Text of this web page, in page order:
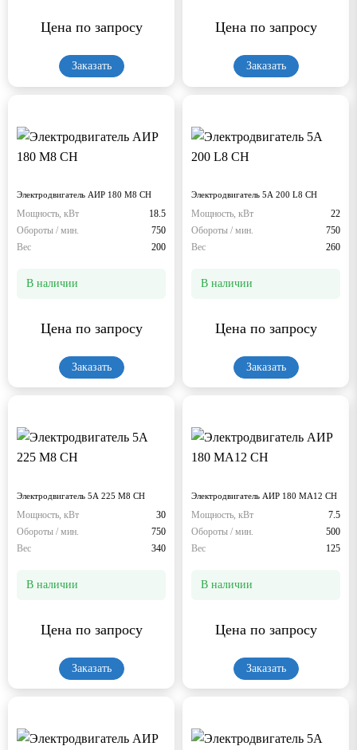
Цена по запросу
Заказать
Цена по запросу
Заказать
Электродвигатель АИР 180 М8 СН
Мощность, кВт
18.5
Обороты / мин.
750
Вес
200
В наличии
Цена по запросу
Заказать
Электродвигатель 5А 200 L8 СН
Мощность, кВт
22
Обороты / мин.
750
Вес
260
В наличии
Цена по запросу
Заказать
Электродвигатель 5А 225 М8 СН
Мощность, кВт
30
Обороты / мин.
750
Вес
340
В наличии
Цена по запросу
Заказать
Электродвигатель АИР 180 МА12 СН
Мощность, кВт
7.5
Обороты / мин.
500
Вес
125
В наличии
Цена по запросу
Заказать